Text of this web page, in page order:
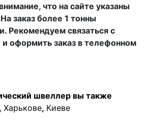
что на сайте указаны
заказ более 1 тонны
Рекомендуем связаться с
оформить заказ в телефонном
швеллер вы также
, Харькове, Киеве